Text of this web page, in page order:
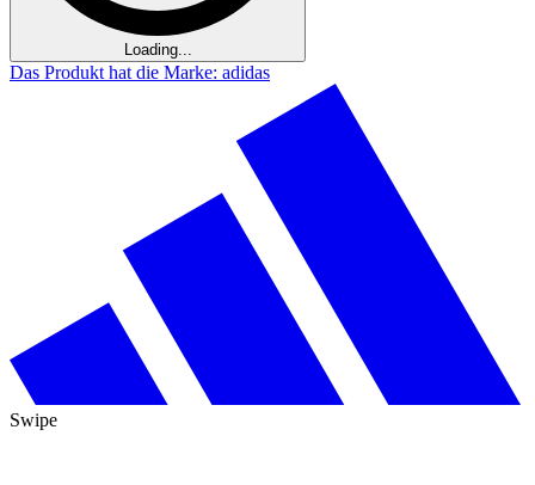
Loading...
Das Produkt hat die Marke: adidas
Swipe